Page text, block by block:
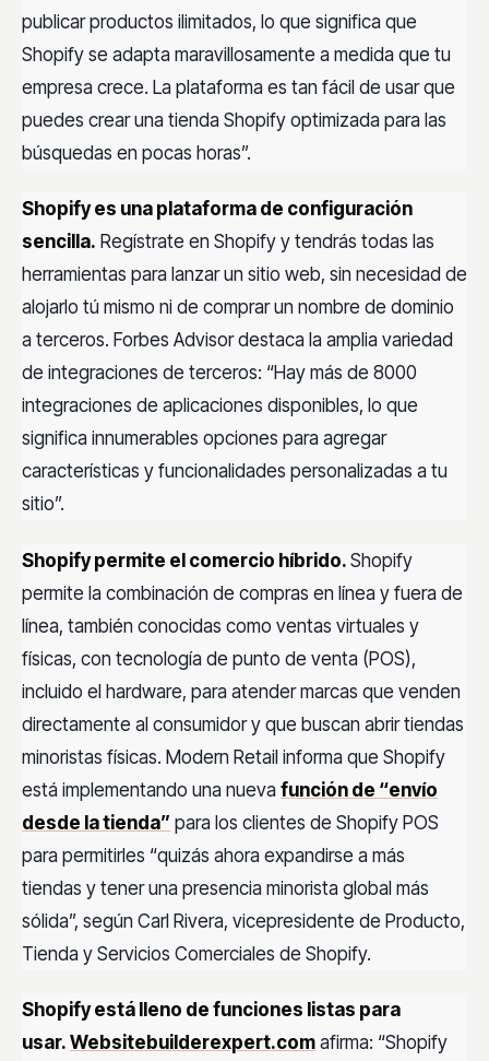
publicar productos ilimitados, lo que significa que
Shopify se adapta maravillosamente a medida que tu
empresa crece. La plataforma es tan fácil de usar que
puedes crear una tienda Shopify optimizada para las
búsquedas en pocas horas”.
Shopify es una plataforma de configuración
sencilla. Regístrate en Shopify y tendrás todas las
herramientas para lanzar un sitio web, sin necesidad de
alojarlo tú mismo ni de comprar un nombre de dominio
a terceros. Forbes Advisor destaca la amplia variedad
de integraciones de terceros: “Hay más de 8000
integraciones de aplicaciones disponibles, lo que
significa innumerables opciones para agregar
características y funcionalidades personalizadas a tu
sitio”.
Shopify permite el comercio híbrido. Shopify
permite la combinación de compras en línea y fuera de
línea, también conocidas como ventas virtuales y
físicas, con tecnología de punto de venta (POS),
incluido el hardware, para atender marcas que venden
directamente al consumidor y que buscan abrir tiendas
minoristas físicas. Modern Retail informa que Shopify
está implementando una nueva función de “envío
desde la tienda” para los clientes de Shopify POS
para permitirles “quizás ahora expandirse a más
tiendas y tener una presencia minorista global más
sólida”, según Carl Rivera, vicepresidente de Producto,
Tienda y Servicios Comerciales de Shopify.
Shopify está lleno de funciones listas para
usar. Websitebuilderexpert.com afirma: “Shopify